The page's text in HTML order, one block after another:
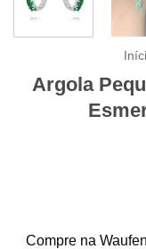
Argola
Compre na